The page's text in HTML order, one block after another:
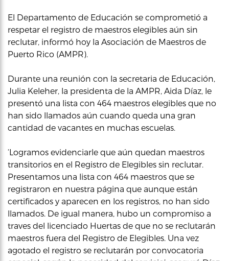
El Departamento de Educación se comprometió a
respetar el registro de maestros elegibles aún sin
reclutar, informó hoy la Asociación de Maestros de
Puerto Rico (AMPR).
Durante una reunión con la secretaria de Educación,
Julia Keleher, la presidenta de la AMPR, Aida Díaz, le
presentó una lista con 464 maestros elegibles que no
han sido llamados aún cuando queda una gran
cantidad de vacantes en muchas escuelas.
‘Logramos evidenciarle que aún quedan maestros
transitorios en el Registro de Elegibles sin reclutar.
Presentamos una lista con 464 maestros que se
registraron en nuestra página que aunque están
certificados y aparecen en los registros, no han sido
llamados. De igual manera, hubo un compromiso a
traves del licenciado Huertas de que no se reclutarán
maestros fuera del Registro de Elegibles. Una vez
agotado el registro se reclutarán por convocatoria